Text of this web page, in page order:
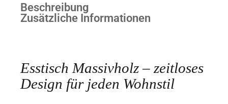
Beschreibung
Zusätzliche Informationen
Esstisch Massivholz – zeitloses
Design für jeden Wohnstil